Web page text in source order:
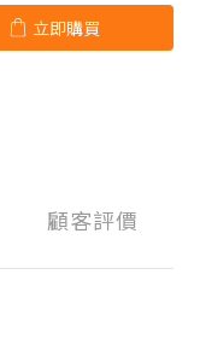
立即購買
顧客評價